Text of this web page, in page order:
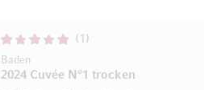
1
Baden
2024 Cuvée N°1 trocken